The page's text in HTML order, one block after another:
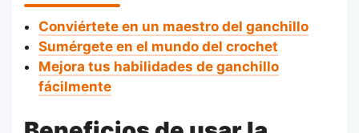
Conviértete en un maestro del ganchillo
Sumérgete en el mundo del crochet
Mejora tus habilidades de ganchillo
fácilmente